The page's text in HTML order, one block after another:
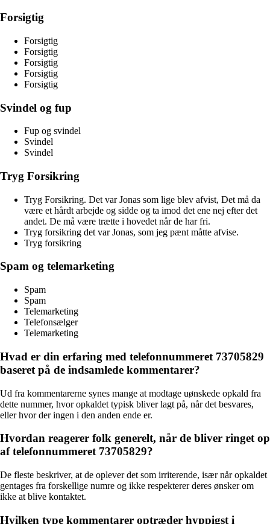
Forsigtig
Forsigtig
Forsigtig
Forsigtig
Forsigtig
Forsigtig
Svindel og fup
Fup og svindel
Svindel
Svindel
Tryg Forsikring
Tryg Forsikring. Det var Jonas som lige blev afvist, Det må da
være et hårdt arbejde og sidde og ta imod det ene nej efter det
andet. De må være trætte i hovedet når de har fri.
Tryg forsikring det var Jonas, som jeg pænt måtte afvise.
Tryg forsikring
Spam og telemarketing
Spam
Spam
Telemarketing
Telefonsælger
Telemarketing
Hvad er din erfaring med telefonnummeret 73705829
baseret på de indsamlede kommentarer?
Ud fra kommentarerne synes mange at modtage uønskede opkald fra
dette nummer, hvor opkaldet typisk bliver lagt på, når det besvares,
eller hvor der ingen i den anden ende er.
Hvordan reagerer folk generelt, når de bliver ringet op
af telefonnummeret 73705829?
De fleste beskriver, at de oplever det som irriterende, især når opkaldet
gentages fra forskellige numre og ikke respekterer deres ønsker om
ikke at blive kontaktet.
Hvilken type kommentarer optræder hyppigst i